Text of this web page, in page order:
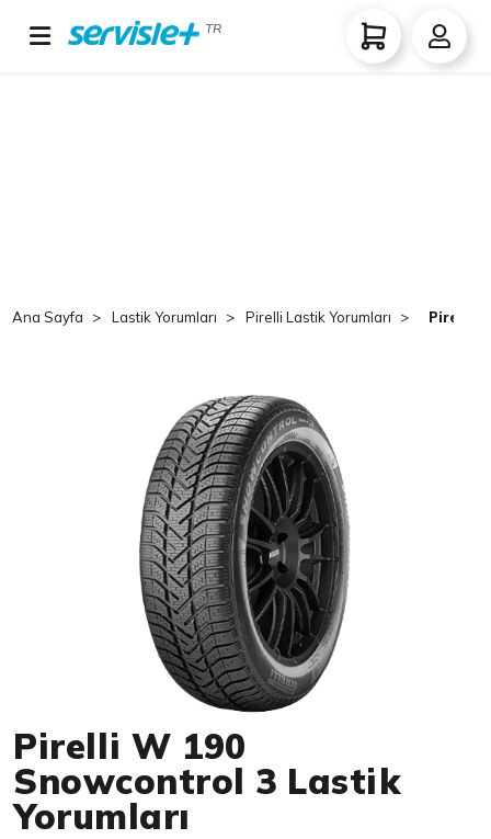
TR
Ana Sayfa Lastik Yorumları Pirelli Lastik Yorumları Pirelli
Pirelli W 190
Snowcontrol 3 Lastik
Yorumları